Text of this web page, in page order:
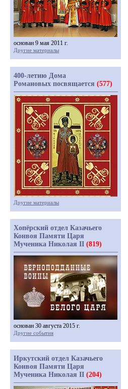
основан 9 мая 2011 г.
Другие материалы
400-летию Дома
Романовых посвящается (577)
Другие материалы
Хопёрский отдел Казачьего
Конвоя Памяти Царя
Мученика Николая II (819)
основан 30 августа 2015 г.
Другие события
Иркутский отдел Казачьего
Конвоя Памяти Царя
Мученика Николая II (204)